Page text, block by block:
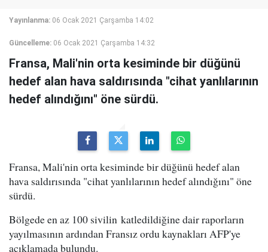
Yayınlanma: 06 Ocak 2021 Çarşamba 14:02
Güncelleme: 06 Ocak 2021 Çarşamba 14:32
Fransa, Mali'nin orta kesiminde bir düğünü
hedef alan hava saldırısında "cihat yanlılarının
hedef alındığını" öne sürdü.
Fransa, Mali'nin orta kesiminde bir düğünü hedef alan
hava saldırısında "cihat yanlılarının hedef alındığını" öne
sürdü.
Bölgede en az 100 sivilin katledildiğine dair raporların
yayılmasının ardından Fransız ordu kaynakları AFP'ye
açıklamada bulundu.